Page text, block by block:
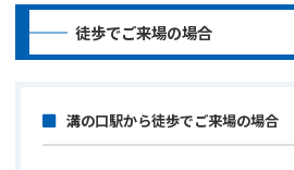
徒歩でご来場の場合
溝の口駅から徒歩でご来場の場合